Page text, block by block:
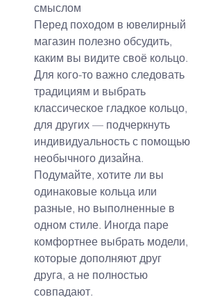
смыслом
Перед походом в ювелирный
магазин полезно обсудить,
каким вы видите своё кольцо.
Для кого-то важно следовать
традициям и выбрать
классическое гладкое кольцо,
для других — подчеркнуть
индивидуальность с помощью
необычного дизайна.
Подумайте, хотите ли вы
одинаковые кольца или
разные, но выполненные в
одном стиле. Иногда паре
комфортнее выбрать модели,
которые дополняют друг
друга, а не полностью
совпадают.